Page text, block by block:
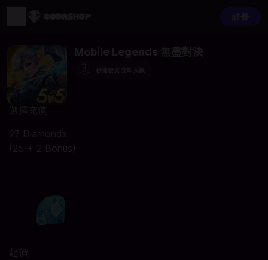
Mobile Legends 無盡對決
選擇充值
27 Diamonds
(25 + 2 Bonus)
起價